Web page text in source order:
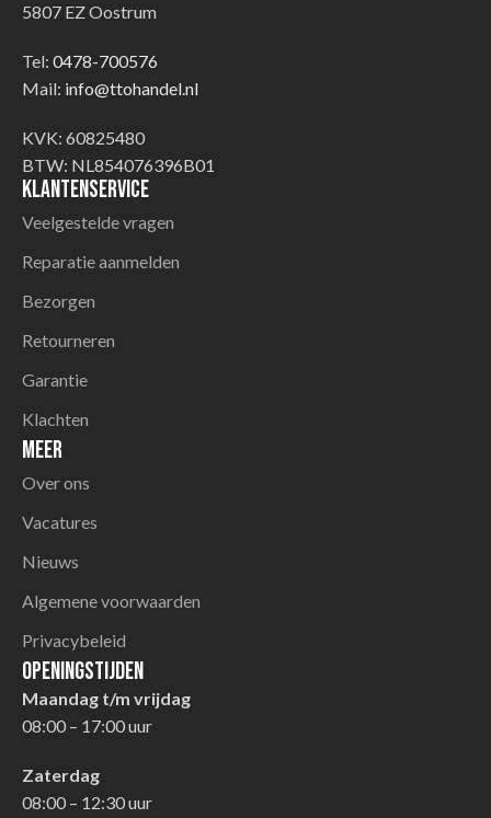
5807 EZ Oostrum
Tel: 0478-700576
Mail: info@ttohandel.nl
KVK: 60825480
BTW: NL854076396B01
Klantenservice
Veelgestelde vragen
Reparatie aanmelden
Bezorgen
Retourneren
Garantie
Klachten
Meer
Over ons
Vacatures
Nieuws
Algemene voorwaarden
Privacybeleid
Openingstijden
Maandag t/m vrijdag
08:00 – 17:00 uur
Zaterdag
08:00 – 12:30 uur